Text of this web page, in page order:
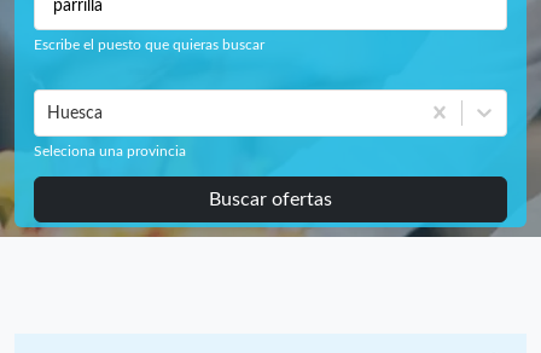
Escribe el puesto que quieras buscar
Huesca
Seleciona una provincia
Buscar ofertas